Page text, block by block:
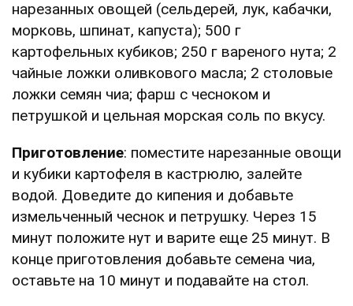
нарезанных овощей (сельдерей, лук, кабачки,
морковь, шпинат, капуста); 500 г
картофельных кубиков; 250 г вареного нута; 2
чайные ложки оливкового масла; 2 столовые
ложки семян чиа; фарш с чесноком и
петрушкой и цельная морская соль по вкусу.
Приготовление: поместите нарезанные овощи
и кубики картофеля в кастрюлю, залейте
водой. Доведите до кипения и добавьте
измельченный чеснок и петрушку. Через 15
минут положите нут и варите еще 25 минут. В
конце приготовления добавьте семена чиа,
оставьте на 10 минут и подавайте на стол.